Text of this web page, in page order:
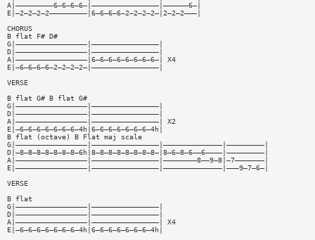
A|—————————6—6—6—6—|————————————————|——————6—|
E|—2—2—2—2—————————|6—6—6—6—2—2—2—2—|2—2—2———|
CHORUS
B flat F# D#
G|—————————————————|————————————————|
D|—————————————————|————————————————|
A|—————————————————|6—6—6—6—6—6—6—6—| X4
E|—6—6—6—6—2—2—2—2—|————————————————|
VERSE
B flat G# B flat G#
G|—————————————————|————————————————|
D|—————————————————|————————————————|
A|—————————————————|————————————————| X2
E|—6—6—6—6—6—6—6—4h|6—6—6—6—6—6—6—4h|
B flat (octave) B Flat maj scale
G|—————————————————|————————————————|——————————————|—————————|
D|—8—8—8—8—8—8—8—6h|8—8—8—8—8—8—8—8—|8—6—8—6——6————|—————————|
A|—————————————————|————————————————|————————8——9—8|—7———————|
E|—————————————————|————————————————|——————————————|———9—7—6—|
VERSE
B flat
G|—————————————————|————————————————|
D|—————————————————|————————————————|
A|—————————————————|————————————————| X4
E|—6—6—6—6—6—6—6—4h|6—6—6—6—6—6—6—4h|